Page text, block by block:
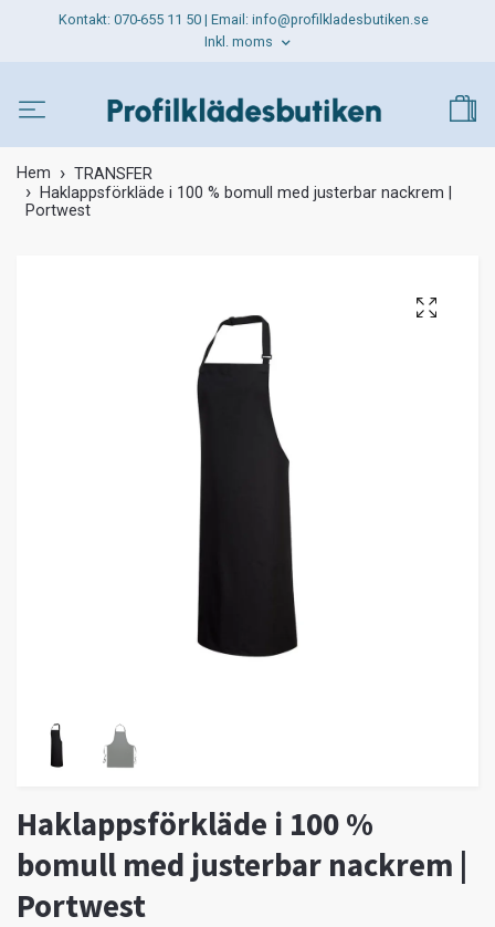
Kontakt: 070-655 11 50 | Email: info@profilkladesbutiken.se
Inkl. moms
Hem
TRANSFER
Haklappsförkläde i 100 % bomull med justerbar nackrem |
Portwest
Haklappsförkläde i 100 %
bomull med justerbar nackrem |
Portwest